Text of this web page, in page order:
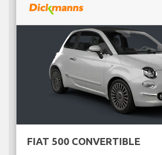
FIAT 500 CONVERTIBLE